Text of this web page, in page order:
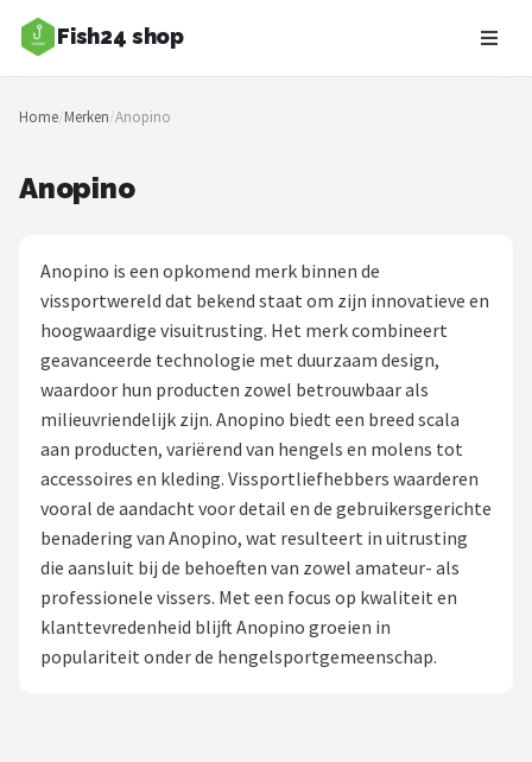
Fish24 shop
Zoeken
NAVIGATIE
Blog
Hengelsoorten
Hengels
Molens
Dobbers
Kunstaas
Shop
Home/Merken/Anopino
Anopino
Anopino is een opkomend merk binnen de
vissportwereld dat bekend staat om zijn innovatieve en
hoogwaardige visuitrusting. Het merk combineert
geavanceerde technologie met duurzaam design,
waardoor hun producten zowel betrouwbaar als
milieuvriendelijk zijn. Anopino biedt een breed scala
aan producten, variërend van hengels en molens tot
accessoires en kleding. Vissportliefhebbers waarderen
vooral de aandacht voor detail en de gebruikersgerichte
benadering van Anopino, wat resulteert in uitrusting
die aansluit bij de behoeften van zowel amateur- als
professionele vissers. Met een focus op kwaliteit en
klanttevredenheid blijft Anopino groeien in
populariteit onder de hengelsportgemeenschap.